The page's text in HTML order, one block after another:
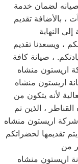
لضمان خدمة
، بالأضافة تقديم
، ويسعدنا تقديم
، صيانة كافة
اريستون منشاه
اريستون منشاه
لأنه يتكون من
، الذين تم
اريستون منشاه
تقديمها لحضراتكم
اريستون منشاه